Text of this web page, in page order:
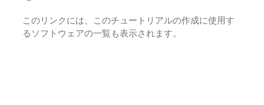
このリンクには、このチュートリアルの作成に使用す
るソフトウェアの一覧も表示されます。